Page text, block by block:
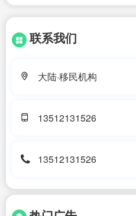
联系我们
大陆·移民机构
13512131526
13512131526